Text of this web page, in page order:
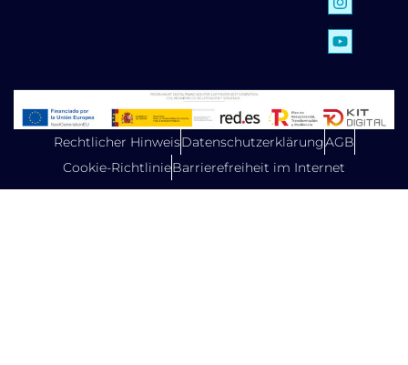
Rechtlicher HinweisDatenschutzerklärungAGB
Cookie-RichtlinieBarrierefreiheit im Internet